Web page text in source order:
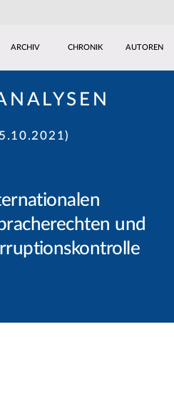
ARCHIV CHRONIK AUTOREN
und